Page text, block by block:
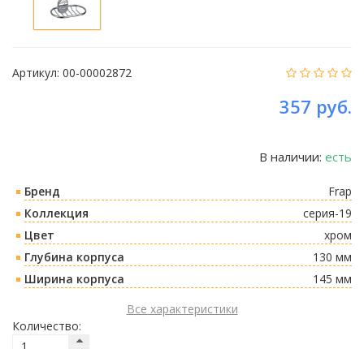
Артикул: 00-00002872
357 руб.
В наличии: есть
Бренд
Frap
Коллекция
серия-19
Цвет
хром
Глубина корпуса
130 мм
Ширина корпуса
145 мм
Все характеристики
Количество: